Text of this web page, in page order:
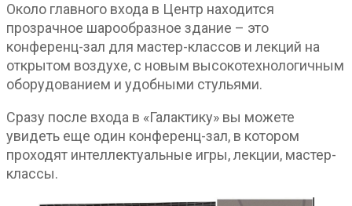
Около главного входа в Центр находится
прозрачное шарообразное здание – это
конференц-зал для мастер-классов и лекций на
открытом воздухе, с новым высокотехнологичным
оборудованием и удобными стульями.
Сразу после входа в «Галактику» вы можете
увидеть еще один конференц-зал, в котором
проходят интеллектуальные игры, лекции, мастер-
классы.